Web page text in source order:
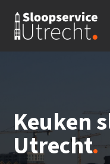
Keuken
Utrecht.